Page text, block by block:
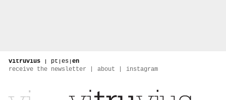
vitruvius | pt | es | en
receive the newsletter
about instagram